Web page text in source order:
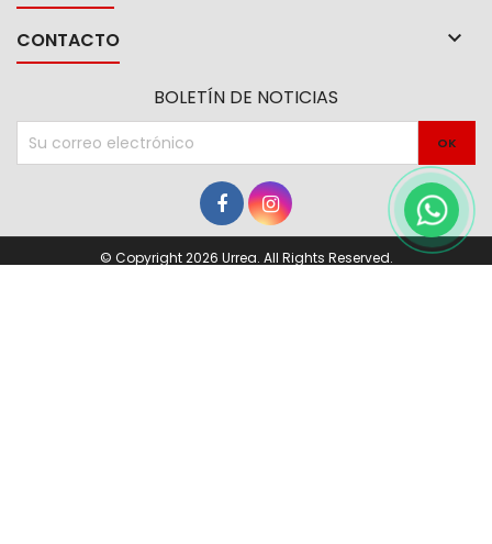
CONTACTO 
BOLETÍN DE NOTICIAS
© Copyright 2026 Urrea. All Rights Reserved.